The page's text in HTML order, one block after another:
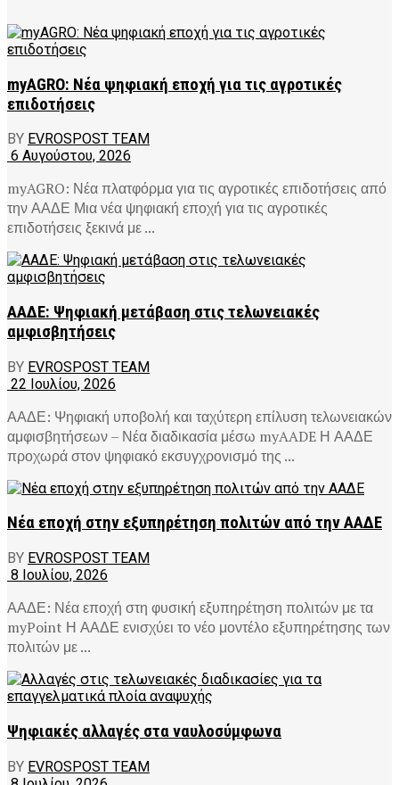
myAGRO: Νέα ψηφιακή εποχή για τις αγροτικές
επιδοτήσεις
BY EVROSPOST TEAM
6 Αυγούστου, 2026
myAGRO: Νέα πλατφόρμα για τις αγροτικές επιδοτήσεις από
την ΑΑΔΕ Μια νέα ψηφιακή εποχή για τις αγροτικές
επιδοτήσεις ξεκινά με ...
ΑΑΔΕ: Ψηφιακή μετάβαση στις τελωνειακές
αμφισβητήσεις
BY EVROSPOST TEAM
22 Ιουλίου, 2026
ΑΑΔΕ: Ψηφιακή υποβολή και ταχύτερη επίλυση τελωνειακών
αμφισβητήσεων – Νέα διαδικασία μέσω myAADE Η ΑΑΔΕ
προχωρά στον ψηφιακό εκσυγχρονισμό της ...
Νέα εποχή στην εξυπηρέτηση πολιτών από την ΑΑΔΕ
BY EVROSPOST TEAM
8 Ιουλίου, 2026
ΑΑΔΕ: Νέα εποχή στη φυσική εξυπηρέτηση πολιτών με τα
myPoint Η ΑΑΔΕ ενισχύει το νέο μοντέλο εξυπηρέτησης των
πολιτών με ...
Ψηφιακές αλλαγές στα ναυλοσύμφωνα
BY EVROSPOST TEAM